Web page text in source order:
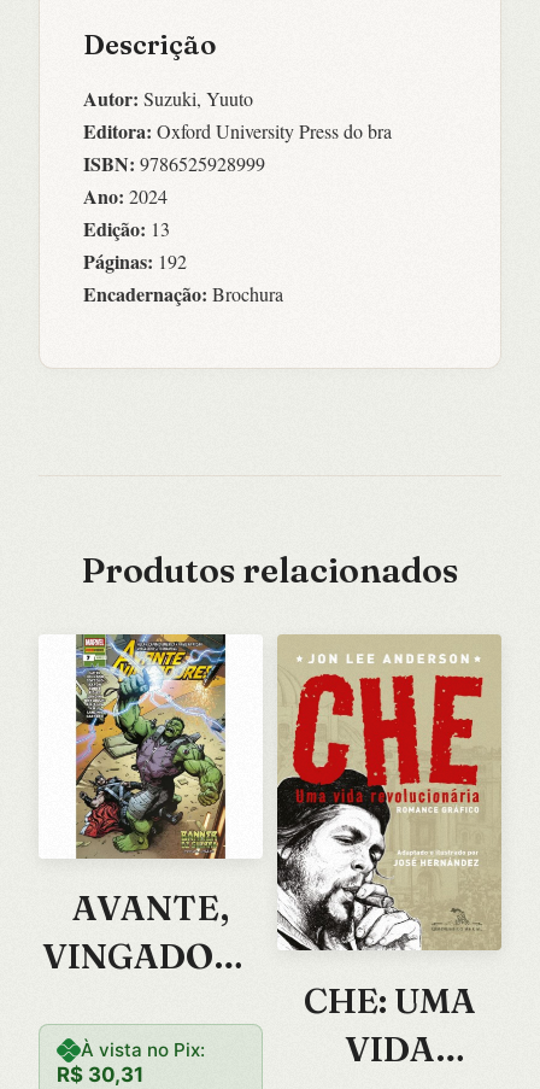
Descrição
Autor: Suzuki, Yuuto
Editora: Oxford University Press do bra
ISBN: 9786525928999
Ano: 2024
Edição: 13
Páginas: 192
Encadernação: Brochura
Produtos relacionados
AVANTE,
VINGADORE
À vista no Pix:
R$ 30,31
CHE: UMA
VIDA